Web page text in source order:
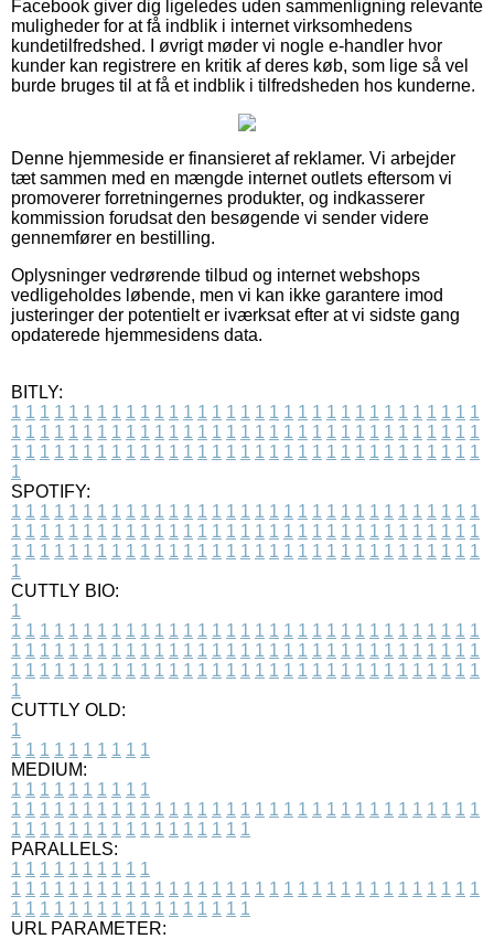
Facebook giver dig ligeledes uden sammenligning relevante
muligheder for at få indblik i internet virksomhedens
kundetilfredshed. I øvrigt møder vi nogle e-handler hvor
kunder kan registrere en kritik af deres køb, som lige så vel
burde bruges til at få et indblik i tilfredsheden hos kunderne.
Denne hjemmeside er finansieret af reklamer. Vi arbejder
tæt sammen med en mængde internet outlets eftersom vi
promoverer forretningernes produkter, og indkasserer
kommission forudsat den besøgende vi sender videre
gennemfører en bestilling.
Oplysninger vedrørende tilbud og internet webshops
vedligeholdes løbende, men vi kan ikke garantere imod
justeringer der potentielt er iværksat efter at vi sidste gang
opdaterede hjemmesidens data.
BITLY:
1 1 1 1 1 1 1 1 1 1 1 1 1 1 1 1 1 1 1 1 1 1 1 1 1 1 1 1 1 1 1 1 1
1 1 1 1 1 1 1 1 1 1 1 1 1 1 1 1 1 1 1 1 1 1 1 1 1 1 1 1 1 1 1 1 1
1 1 1 1 1 1 1 1 1 1 1 1 1 1 1 1 1 1 1 1 1 1 1 1 1 1 1 1 1 1 1 1 1
1
SPOTIFY:
1 1 1 1 1 1 1 1 1 1 1 1 1 1 1 1 1 1 1 1 1 1 1 1 1 1 1 1 1 1 1 1 1
1 1 1 1 1 1 1 1 1 1 1 1 1 1 1 1 1 1 1 1 1 1 1 1 1 1 1 1 1 1 1 1 1
1 1 1 1 1 1 1 1 1 1 1 1 1 1 1 1 1 1 1 1 1 1 1 1 1 1 1 1 1 1 1 1 1
1
CUTTLY BIO:
1
1 1 1 1 1 1 1 1 1 1 1 1 1 1 1 1 1 1 1 1 1 1 1 1 1 1 1 1 1 1 1 1 1
1 1 1 1 1 1 1 1 1 1 1 1 1 1 1 1 1 1 1 1 1 1 1 1 1 1 1 1 1 1 1 1 1
1 1 1 1 1 1 1 1 1 1 1 1 1 1 1 1 1 1 1 1 1 1 1 1 1 1 1 1 1 1 1 1 1
1
CUTTLY OLD:
1
1 1 1 1 1 1 1 1 1 1
MEDIUM:
1 1 1 1 1 1 1 1 1 1
1 1 1 1 1 1 1 1 1 1 1 1 1 1 1 1 1 1 1 1 1 1 1 1 1 1 1 1 1 1 1 1 1
1 1 1 1 1 1 1 1 1 1 1 1 1 1 1 1 1
PARALLELS:
1 1 1 1 1 1 1 1 1 1
1 1 1 1 1 1 1 1 1 1 1 1 1 1 1 1 1 1 1 1 1 1 1 1 1 1 1 1 1 1 1 1 1
1 1 1 1 1 1 1 1 1 1 1 1 1 1 1 1 1
URL PARAMETER: